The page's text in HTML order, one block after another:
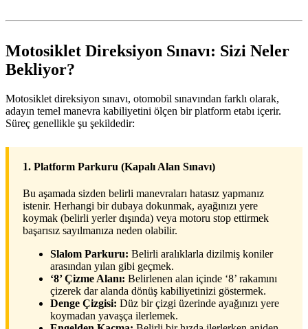
Motosiklet Direksiyon Sınavı: Sizi Neler
Bekliyor?
Motosiklet direksiyon sınavı, otomobil sınavından farklı olarak,
adayın temel manevra kabiliyetini ölçen bir platform etabı içerir.
Süreç genellikle şu şekildedir:
1. Platform Parkuru (Kapalı Alan Sınavı)
Bu aşamada sizden belirli manevraları hatasız yapmanız
istenir. Herhangi bir dubaya dokunmak, ayağınızı yere
koymak (belirli yerler dışında) veya motoru stop ettirmek
başarısız sayılmanıza neden olabilir.
Slalom Parkuru: Belirli aralıklarla dizilmiş koniler
arasından yılan gibi geçmek.
‘8’ Çizme Alanı: Belirlenen alan içinde ‘8’ rakamını
çizerek dar alanda dönüş kabiliyetinizi göstermek.
Denge Çizgisi: Düz bir çizgi üzerinde ayağınızı yere
koymadan yavaşça ilerlemek.